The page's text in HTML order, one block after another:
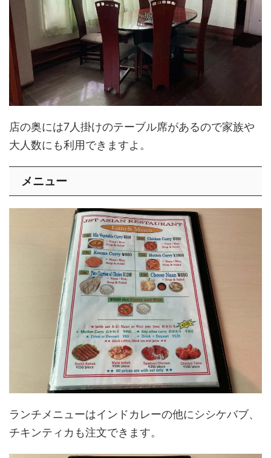
店の奥には7人掛けのテーブル席があるので家族や
大人数にも利用できますよ。
メニュー
ランチメニューはインドカレーの他にシシケバブ、
チキンティカも注文できます。